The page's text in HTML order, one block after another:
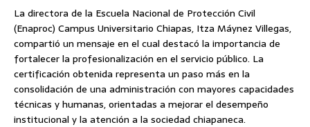
La directora de la Escuela Nacional de Protección Civil
(Enaproc) Campus Universitario Chiapas, Itza Máynez Villegas,
compartió un mensaje en el cual destacó la importancia de
fortalecer la profesionalización en el servicio público. La
certificación obtenida representa un paso más en la
consolidación de una administración con mayores capacidades
técnicas y humanas, orientadas a mejorar el desempeño
institucional y la atención a la sociedad chiapaneca.